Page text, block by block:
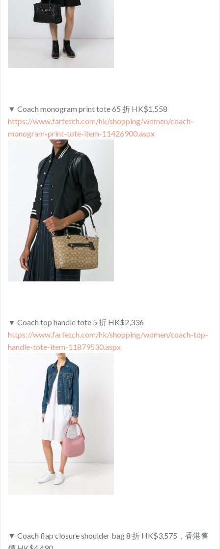
▼ Coach monogram print tote 65 折 HK$1,558
https://www.farfetch.com/hk/shopping/women/coach-
monogram-print-tote-item-11426900.aspx
▼ Coach top handle tote 5 折 HK$2,336
https://www.farfetch.com/hk/shopping/women/coach-top-
handle-tote-item-11879530.aspx
▼ Coach flap closure shoulder bag 8 折 HK$3,575，香港售